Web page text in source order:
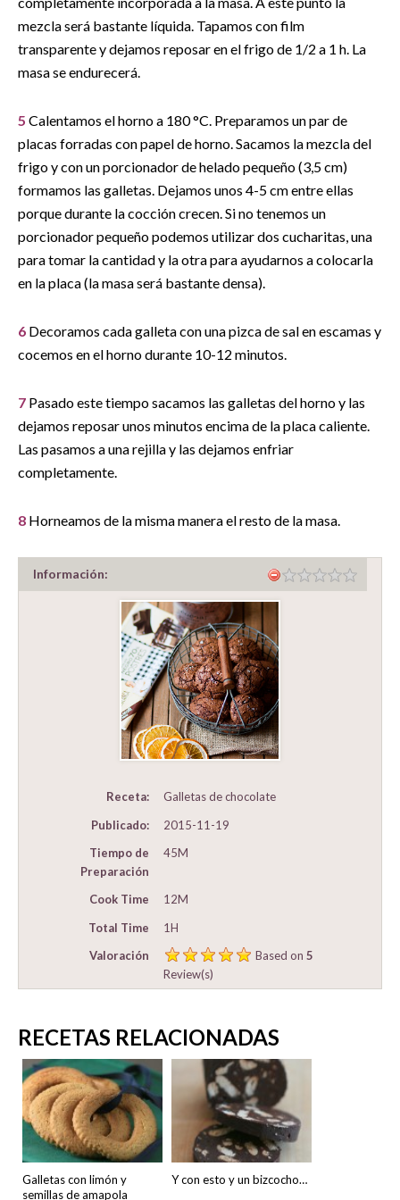
mezcla será bastante líquida. Tapamos con film
transparente y dejamos reposar en el frigo de 1/2 a 1 h. La
masa se endurecerá.
5 Calentamos el horno a 180 °C. Preparamos un par de
placas forradas con papel de horno. Sacamos la mezcla del
frigo y con un porcionador de helado pequeño (3,5 cm)
formamos las galletas. Dejamos unos 4-5 cm entre ellas
porque durante la cocción crecen. Si no tenemos un
porcionador pequeño podemos utilizar dos cucharitas, una
para tomar la cantidad y la otra para ayudarnos a colocarla
en la placa (la masa será bastante densa).
6 Decoramos cada galleta con una pizca de sal en escamas y
cocemos en el horno durante 10-12 minutos.
7 Pasado este tiempo sacamos las galletas del horno y las
dejamos reposar unos minutos encima de la placa caliente.
Las pasamos a una rejilla y las dejamos enfriar
completamente.
8 Horneamos de la misma manera el resto de la masa.
Información:
Receta:
Galletas de chocolate
Publicado:
2015-11-19
Tiempo de
Preparación
45M
Cook Time
12M
Total Time
1H
Valoración
Based on5
Review(s)
RECETAS RELACIONADAS
Galletas con limón y
semillas de amapola
Y con esto y un bizcocho…